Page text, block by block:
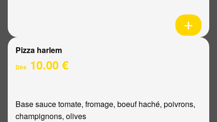
Pizza harlem
Dès 10.00 €
Base sauce tomate, fromage, boeuf haché, poivrons,
champignons, olives